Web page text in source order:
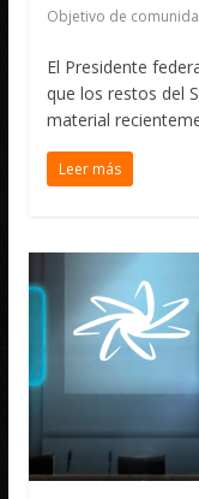
Objetivo de
El Presidente
que los restos del
material
Leer más